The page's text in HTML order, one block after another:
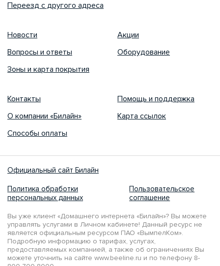
Переезд с другого адреса
Новости
Акции
Вопросы и ответы
Оборудование
Зоны и карта покрытия
Контакты
Помощь и поддержка
О компании «Билайн»
Карта ссылок
Способы оплаты
Официальный сайт Билайн
Политика обработки
персональных данных
Пользовательское
соглашение
Вы уже клиент «Домашнего интернета «Билайн»? Вы можете
управлять услугами в Личном кабинете! Данный ресурс не
является официальным ресурсом ПАО «ВымпелКом».
Подробную информацию о тарифах, услугах,
предоставляемых компанией, а также об ограничениях Вы
можете уточнить на сайте www.beeline.ru и по телефону 8-